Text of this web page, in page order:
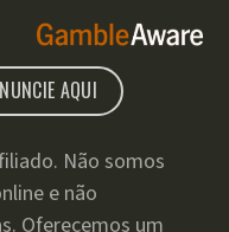
AQUI
Não somos
e não
Oferecemos um